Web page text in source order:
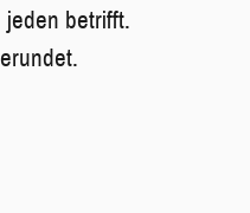
jeden betrifft.